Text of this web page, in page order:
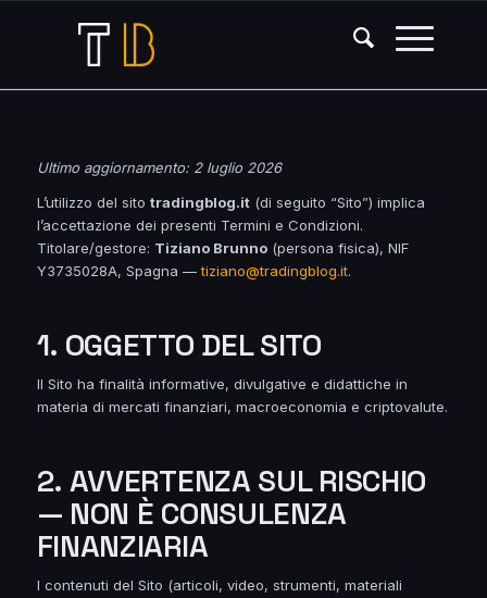
Ultimo aggiornamento: 2 luglio 2026
L’utilizzo del sito tradingblog.it(di seguito “Sito”) implica
l’accettazione dei presenti Termini e Condizioni.
Titolare/gestore: Tiziano Brunno(persona fisica), NIF
Y3735028A, Spagna —tiziano@tradingblog.it.
1. OGGETTO DEL SITO
Il Sito ha finalità informative, divulgative e didattiche in
materia di mercati finanziari, macroeconomia e criptovalute.
2. AVVERTENZA SUL RISCHIO
— NON È CONSULENZA
FINANZIARIA
I contenuti del Sito (articoli, video, strumenti, materiali